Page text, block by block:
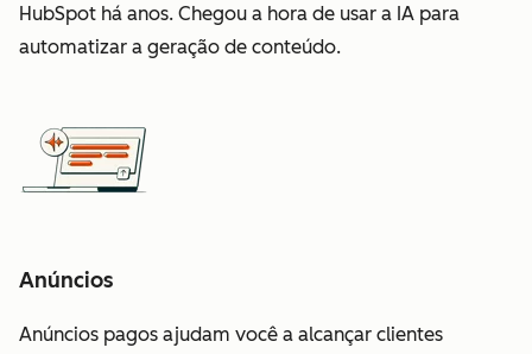
HubSpot há anos. Chegou a hora de usar a IA para
automatizar a geração de conteúdo.
Anúncios
Anúncios pagos ajudam você a alcançar clientes